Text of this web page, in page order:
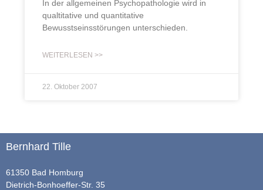
In der allgemeinen Psychopathologie wird in
qualtitative und quantitative
Bewusstseinsstörungen unterschieden.
WEITERLESEN >>
22. Oktober 2007
Bernhard Tille
61350 Bad Homburg
Dietrich-Bonhoeffer-Str. 35